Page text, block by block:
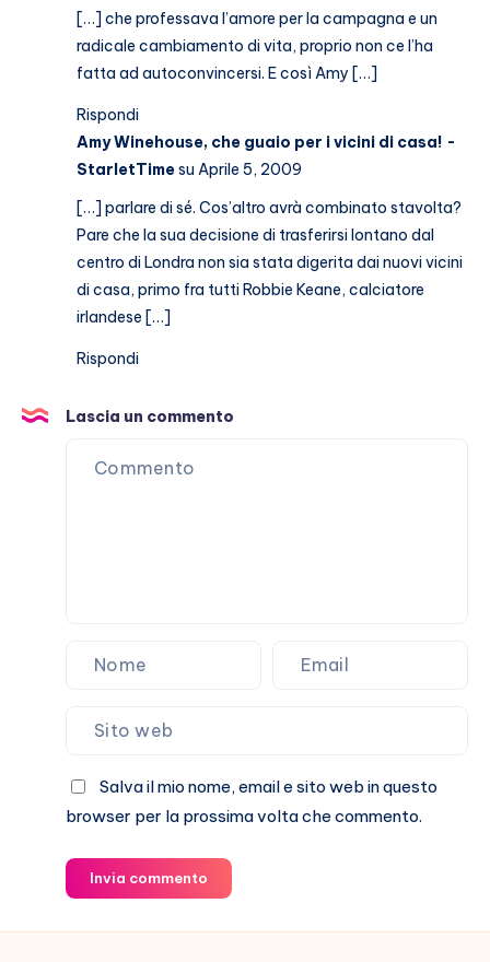
[…] che professava l’amore per la campagna e un
radicale cambiamento di vita, proprio non ce l’ha
fatta ad autoconvincersi. E così Amy […]
Rispondi
Amy Winehouse, che guaio per i vicini di casa! -
StarletTimesu Aprile 5, 2009
[…] parlare di sé. Cos’altro avrà combinato stavolta?
Pare che la sua decisione di trasferirsi lontano dal
centro di Londra non sia stata digerita dai nuovi vicini
di casa, primo fra tutti Robbie Keane, calciatore
irlandese […]
Rispondi
Lascia un commento
Salva il mio nome, email e sito web in questo
browser per la prossima volta che commento.
Invia commento